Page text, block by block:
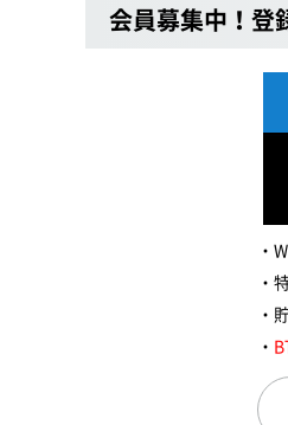
会員募集中！登